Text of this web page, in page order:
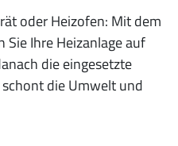
oder Heizofen: Mit dem
Sie Ihre Heizanlage auf
die eingesetzte
die Umwelt und